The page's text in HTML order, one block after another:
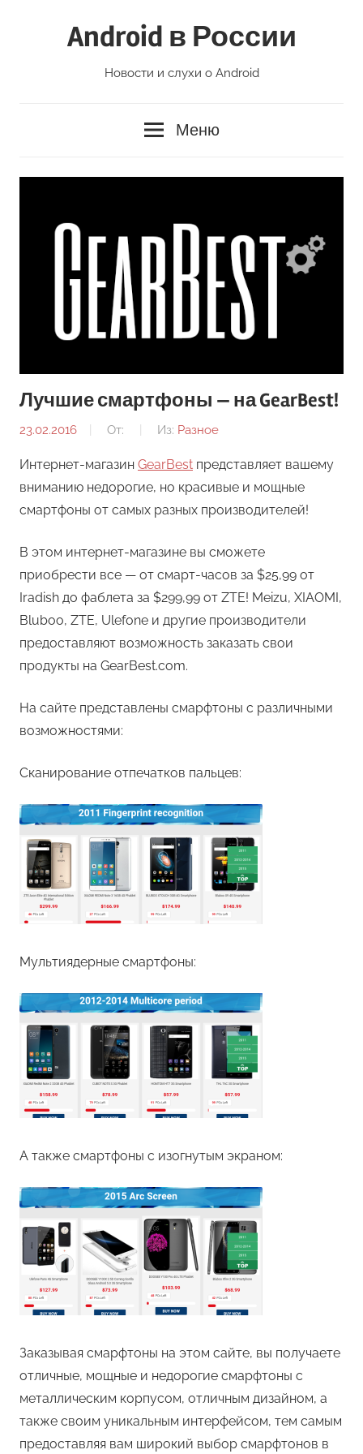
Android в России
Новости и слухи о Android
Меню
Лучшие смартфоны — на GearBest!
23.02.2016 От: Из: Разное
Интернет-магазин GearBest представляет вашему
вниманию недорогие, но красивые и мощные
смартфоны от самых разных производителей!
В этом интернет-магазине вы сможете
приобрести все — от смарт-часов за $25,99 от
Iradish до фаблета за $299,99 от ZTE! Meizu, XIAOMI,
Bluboo, ZTE, Ulefone и другие производители
предоставляют возможность заказать свои
продукты на GearBest.com.
На сайте представлены смарфтоны с различными
возможностями:
Сканирование отпечатков пальцев:
Мультиядерные смартфоны:
А также смартфоны с изогнутым экраном:
Заказывая смарфтоны на этом сайте, вы получаете
отличные, мощные и недорогие смарфтоны с
металлическим корпусом, отличным дизайном, а
также своим уникальным интерфейсом, тем самым
предоставляя вам широкий выбор смарфтонов в